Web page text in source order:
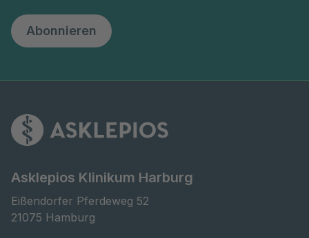
Abonnieren
Asklepios Klinikum Harburg
Eißendorfer Pferdeweg 52
21075 Hamburg